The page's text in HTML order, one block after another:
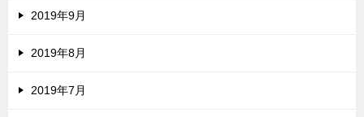
2019年9月
2019年8月
2019年7月